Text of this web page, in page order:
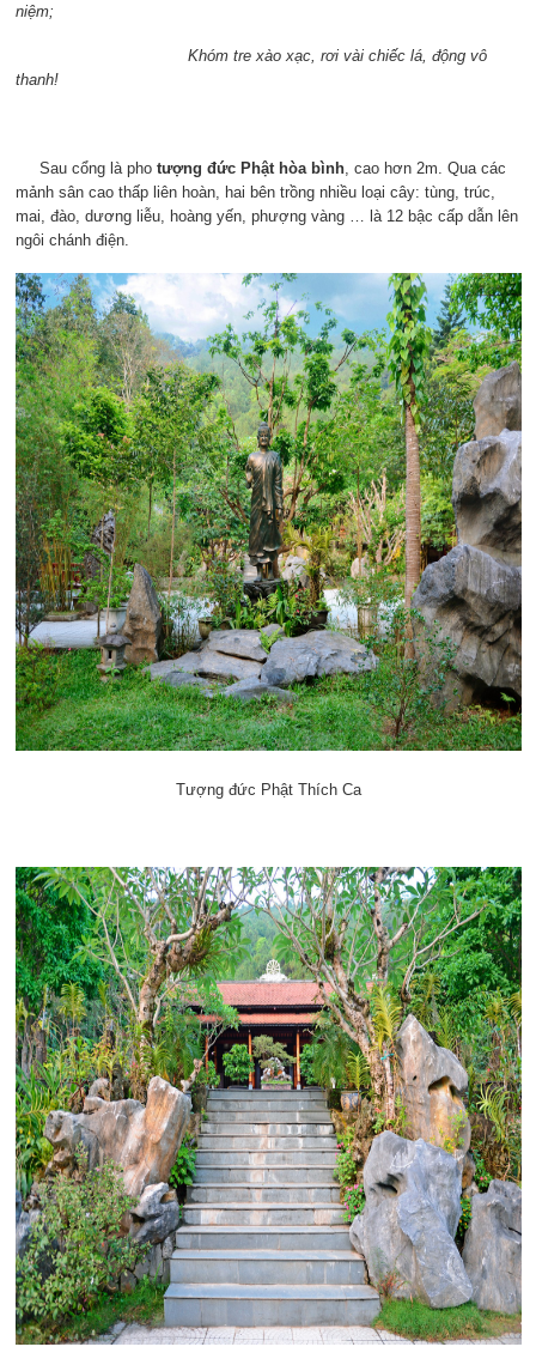
niệm;
Khóm tre xào xạc, rơi vài chiếc lá, động vô
thanh!
Sau cổng là pho tượng đức Phật hòa bình, cao hơn 2m. Qua các
mảnh sân cao thấp liên hoàn, hai bên trồng nhiều loại cây: tùng, trúc,
mai, đào, dương liễu, hoàng yến, phượng vàng … là 12 bậc cấp dẫn lên
ngôi chánh điện.
Tượng đức Phật Thích Ca